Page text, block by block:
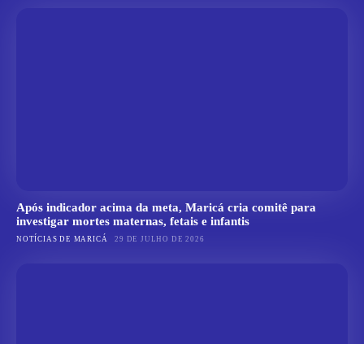
Após indicador acima da meta, Maricá cria comitê para
investigar mortes maternas, fetais e infantis
NOTÍCIAS DE MARICÁ 29 DE JULHO DE 2026